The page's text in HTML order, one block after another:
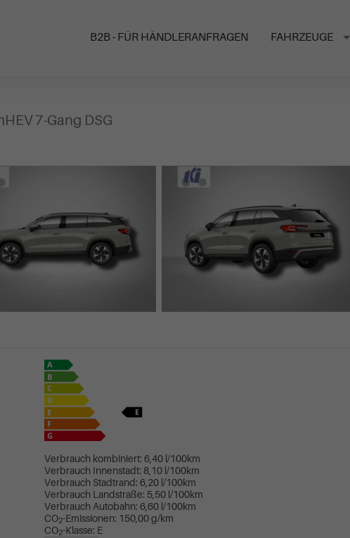
B2B - FÜR HÄNDLERANFRAGEN FAHRZEUGE
7-Gang DSG
Verbrauch kombiniert: 6,40 l/100km
Verbrauch Innenstadt: 8,10 l/100km
Verbrauch Stadtrand: 6,20 l/100km
Verbrauch Landstraße: 5,50 l/100km
Verbrauch Autobahn: 6,60 l/100km
CO2-Emissionen: 150,00 g/km
CO2-Klasse: E